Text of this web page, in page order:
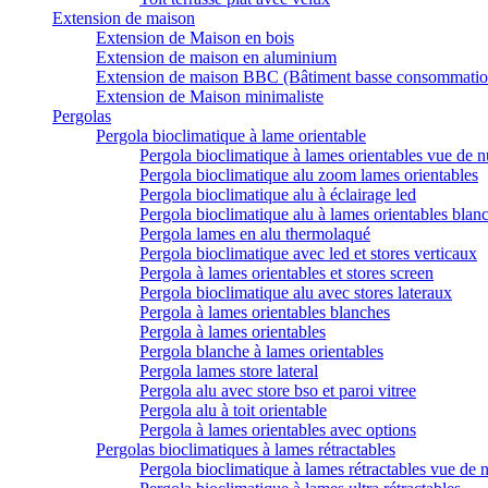
Extension de maison
Extension de Maison en bois
Extension de maison en aluminium
Extension de maison BBC (Bâtiment basse
Extension de Maison minimaliste
Pergolas
Pergola bioclimatique à lame orientable
Pergola bioclimatique à lames orientables vue de
Pergola bioclimatique alu zoom lames orientables
Pergola bioclimatique alu à éclairage led
Pergola bioclimatique alu à lames orientables
Pergola lames en alu thermolaqué
Pergola bioclimatique avec led et stores verticaux
Pergola à lames orientables et stores screen
Pergola bioclimatique alu avec stores lateraux
Pergola à lames orientables blanches
Pergola à lames orientables
Pergola blanche à lames orientables
Pergola lames store lateral
Pergola alu avec store bso et paroi vitree
Pergola alu à toit orientable
Pergola à lames orientables avec options
Pergolas bioclimatiques à lames rétractables
Pergola bioclimatique à lames rétractables vue de